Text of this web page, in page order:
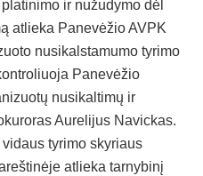
ir nužudymo dėl
atlieka Panevėžio AVPK
nusikalstamumo tyrimo
Panevėžio
nusikaltimų ir
Aurelijus Navickas.
tyrimo skyriaus
atlieka tarnybinį